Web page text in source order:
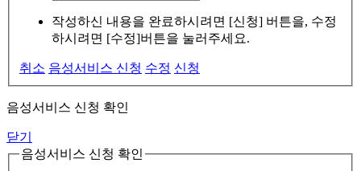
작성하신 내용을 완료하시려면 [신청] 버튼을, 수정
하시려면 [수정]버튼을 눌러주세요.
취소 음성서비스 신청 수정 신청
음성서비스 신청 확인
닫기
음성서비스 신청 확인